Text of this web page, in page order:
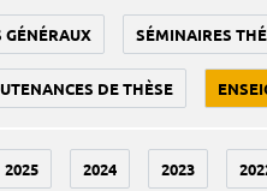
GÉNÉRAUX SÉMINAIRES
DE THÈSE
2025 2024 2023